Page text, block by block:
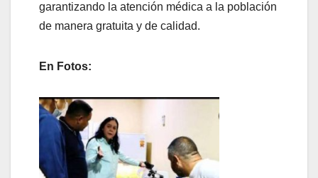
garantizando la atención médica a la población
de manera gratuita y de calidad.
En Fotos: